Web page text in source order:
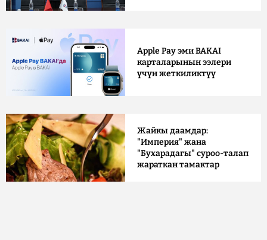
Apple Pay эми BAKAI
карталарынын ээлери
үчүн жеткиликтүү
Жайкы даамдар:
"Империя" жана
"Бухарадагы" суроо-талап
жараткан тамактар